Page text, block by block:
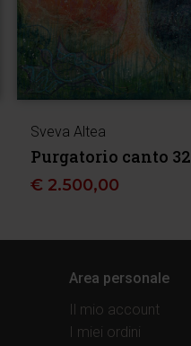
Sveva Altea
Purgatorio canto 32
€ 2.500,00
Area personale
Il mio account
I miei ordini